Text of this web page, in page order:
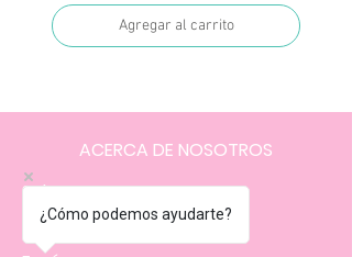
Agregar al carrito
ACERCA DE NOSOTROS
Sobre nosotros
FAQ
¿Cómo podemos ayudarte?